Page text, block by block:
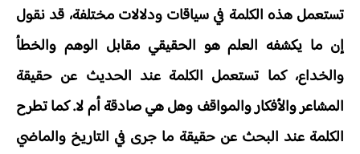
تستعمل هذه الكلمة في سياقات ودلالات مختلفة، قد نقول
إن ما يكشفه العلم هو الحقيقي مقابل الوهم والخطأ
والخداع، كما تستعمل الكلمة عند الحديث عن حقيقة
المشاعر والأفكار والمواقف وهل هي صادقة أم لا. كما تطرح
الكلمة عند البحث عن حقيقة ما جرى في التاريخ والماضي